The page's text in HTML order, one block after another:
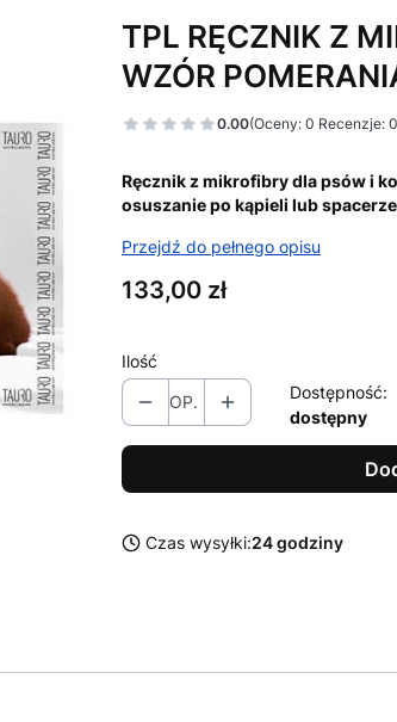
TPL RĘCZNIK Z
WZÓR
0.00(Oceny: 0 Recenzje:
Ręcznik z mikrofibry dla psów i
osuszanie po kąpieli lub
Przejdź do pełnego opisu
Cena
133,00 zł
Ilość
OP.
Dostępność:
dostępny
Czas wysyłki:24 godziny